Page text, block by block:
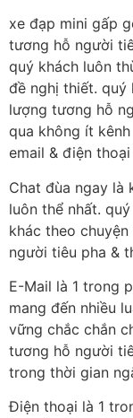
xe đạp mini gấp
tương hỗ người
quý khách luôn
đề nghị thiết. quý
lượng tương hỗ
qua không ít
email & điện
Chat đùa ngay là
luôn thể nhất.
khác theo
người tiêu pha &
E-Mail là 1 trong
mang đến nhiều
vững chắc chắn
tương hỗ người
trong thời gian
Điện thoại là 1